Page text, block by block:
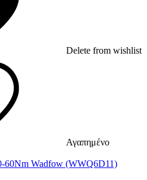
Delete from wishlist
Αγαπημένο
60Nm Wadfow (WWQ6D11)